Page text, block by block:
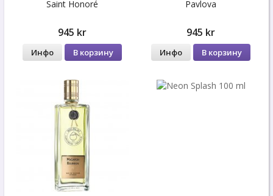
Saint Honoré
945 kr
Инфо В корзину
Pavlova
945 kr
Инфо В корзину